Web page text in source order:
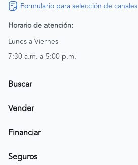
Formulario para selección de canales
Horario de atención:
Lunes a Viernes
7:30 a.m. a 5:00 p.m.
Buscar
Encuentra un carro
Vender
Publicar mi vehículo
Financiar
Simular crédito
Seguros